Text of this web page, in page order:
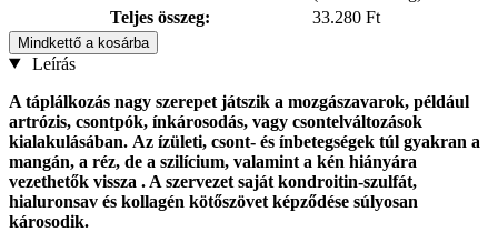
Teljes összeg:
33.280 Ft
Mindkettő a kosárba
Leírás
A táplálkozás nagy szerepet játszik a mozgászavarok, például
artrózis, csontpók, ínkárosodás, vagy csontelváltozások
kialakulásában. Az ízületi, csont- és ínbetegségek túl gyakran a
mangán, a réz, de a szilícium, valamint a kén hiányára
vezethetők vissza . A szervezet saját kondroitin-szulfát,
hialuronsav és kollagén kötőszövet képződése súlyosan
károsodik.